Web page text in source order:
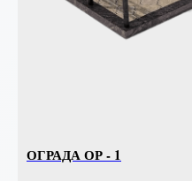
ОГРАДА ОР - 1